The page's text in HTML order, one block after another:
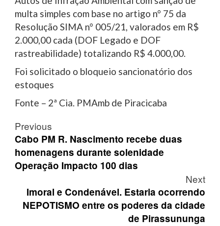
multa simples com base no artigo n° 75 da
Resolução SIMA n° 005/21, valorados em R$
2.000,00 cada (DOF Legado e DOF
rastreabilidade) totalizando R$ 4.000,00.
Foi solicitado o bloqueio sancionatório dos
estoques
Fonte – 2ª Cia. PMAmb de Piracicaba
Post
navigation
Previous
Cabo PM R. Nascimento recebe duas
homenagens durante solenidade
Operação Impacto 100 dias
Next
Imoral e Condenável. Estaria ocorrendo
NEPOTISMO entre os poderes da cidade
de Pirassununga